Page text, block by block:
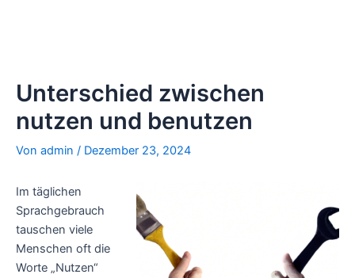
Unterschied zwischen
nutzen und benutzen
Von admin / Dezember 23, 2024
Im täglichen
Sprachgebrauch
tauschen viele
Menschen oft die
Worte „Nutzen“